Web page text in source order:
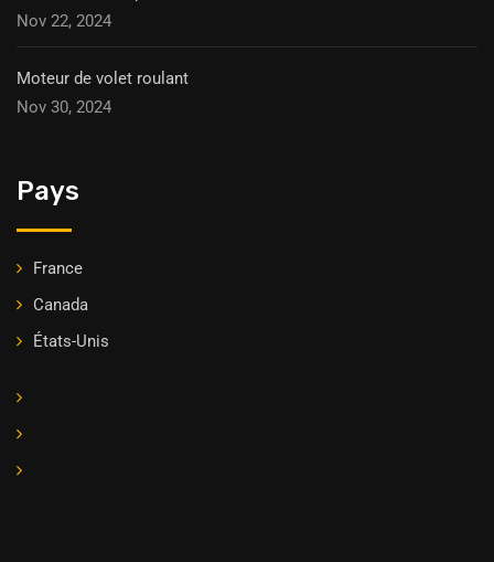
Nov 22, 2024
Moteur de volet roulant
Nov 30, 2024
Pays
France
Canada
États-Unis